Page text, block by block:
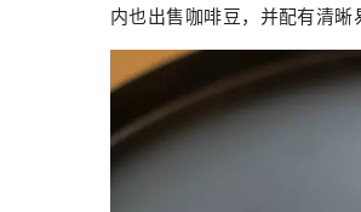
内也出售咖啡豆，并配有清晰